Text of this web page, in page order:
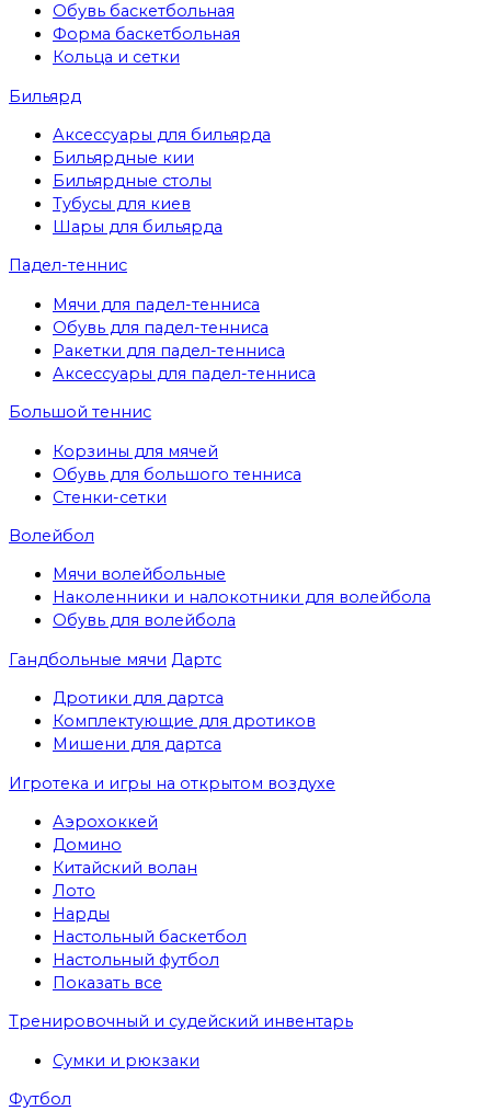
Обувь баскетбольная
Форма баскетбольная
Кольца и сетки
Бильярд
Аксессуары для бильярда
Бильярдные кии
Бильярдные столы
Тубусы для киев
Шары для бильярда
Падел-теннис
Мячи для падел-тенниса
Обувь для падел-тенниса
Ракетки для падел-тенниса
Аксессуары для падел-тенниса
Большой теннис
Корзины для мячей
Обувь для большого тенниса
Стенки-сетки
Волейбол
Мячи волейбольные
Наколенники и налокотники для волейбола
Обувь для волейбола
Гандбольные мячи Дартс
Дротики для дартса
Комплектующие для дротиков
Мишени для дартса
Игротека и игры на открытом воздухе
Аэрохоккей
Домино
Китайский волан
Лото
Нарды
Настольный баскетбол
Настольный футбол
Показать все
Тренировочный и судейский инвентарь
Сумки и рюкзаки
Футбол